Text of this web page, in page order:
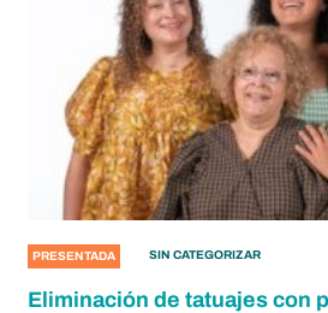
PRESENTADA SIN CATEGORIZAR
Eliminación de tatuajes con